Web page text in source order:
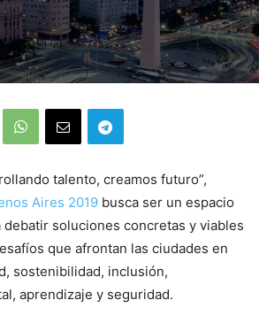
talento, creamos futuro”,
Aires 2019 busca ser un espacio
soluciones concretas y viables
que afrontan las ciudades en
sostenibilidad, inclusión,
aprendizaje y seguridad.